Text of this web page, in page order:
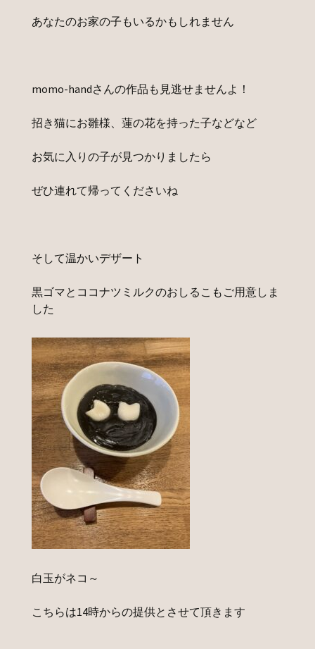
あなたのお家の子もいるかもしれません
momo-handさんの作品も見逃せませんよ！
招き猫にお雛様、蓮の花を持った子などなど
お気に入りの子が見つかりましたら
ぜひ連れて帰ってくださいね
そして温かいデザート
黒ゴマとココナツミルクのおしるこもご用意しま
した
白玉がネコ～
こちらは14時からの提供とさせて頂きます